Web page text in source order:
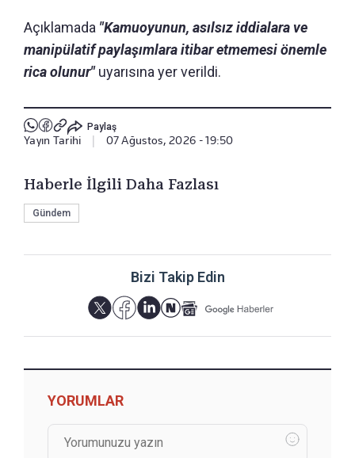
Açıklamada "Kamuoyunun, asılsız iddialara ve
manipülatif paylaşımlara itibar etmemesi önemle
rica olunur"uyarısına yer verildi.
Paylaş
Yayın Tarihi 07 Ağustos, 2026 - 19:50
Haberle İlgili Daha Fazlası
Gündem
Bizi Takip Edin
YORUMLAR